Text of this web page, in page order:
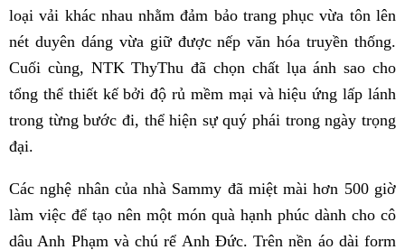
loại vải khác nhau nhằm đảm bảo trang phục vừa tôn lên
nét duyên dáng vừa giữ được nếp văn hóa truyền thống.
Cuối cùng, NTK ThyThu đã chọn chất lụa ánh sao cho
tổng thể thiết kế bởi độ rủ mềm mại và hiệu ứng lấp lánh
trong từng bước đi, thể hiện sự quý phái trong ngày trọng
đại.
Các nghệ nhân của nhà Sammy đã miệt mài hơn 500 giờ
làm việc để tạo nên một món quà hạnh phúc dành cho cô
dâu Anh Phạm và chú rể Anh Đức. Trên nền áo dài form